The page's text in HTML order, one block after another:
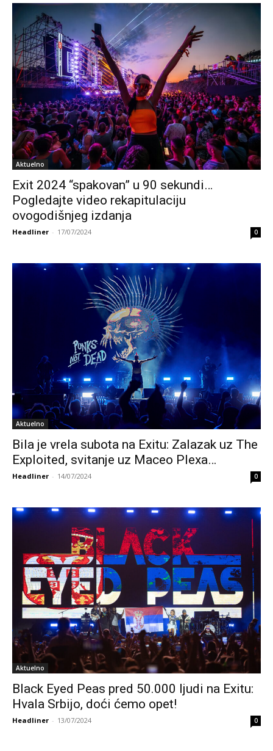
Aktuelno
Exit 2024 “spakovan” u 90 sekundi…
Pogledajte video rekapitulaciju
ovogodišnjeg izdanja
Headliner - 17/07/2024 0
Aktuelno
Bila je vrela subota na Exitu: Zalazak uz The
Exploited, svitanje uz Maceo Plexa…
Headliner - 14/07/2024 0
Aktuelno
Black Eyed Peas pred 50.000 ljudi na Exitu:
Hvala Srbijo, doći ćemo opet!
Headliner - 13/07/2024 0